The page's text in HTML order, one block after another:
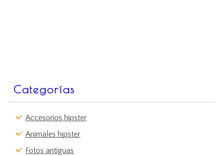
Categorías
Accesorios hipster
Animales hipster
Fotos antiguas